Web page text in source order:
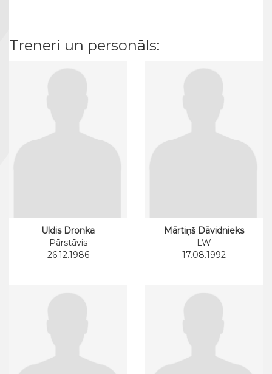
Treneri un personāls:
Uldis Dronka
Pārstāvis
26.12.1986
Mārtiņš Dāvidnieks
LW
17.08.1992